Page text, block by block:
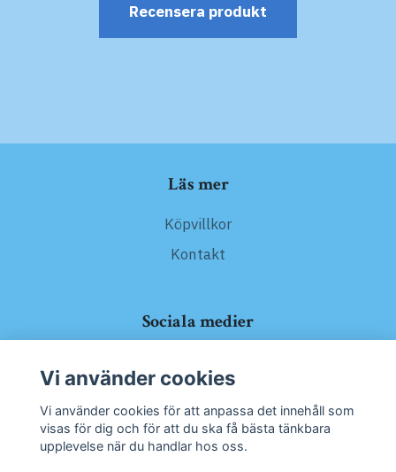
Recensera produkt
Läs mer
Köpvillkor
Kontakt
Sociala medier
Prenumerera på vårt nyhetsbrev
Vi använder cookies
Vi använder cookies för att anpassa det innehåll som
visas för dig och för att du ska få bästa tänkbara
upplevelse när du handlar hos oss.